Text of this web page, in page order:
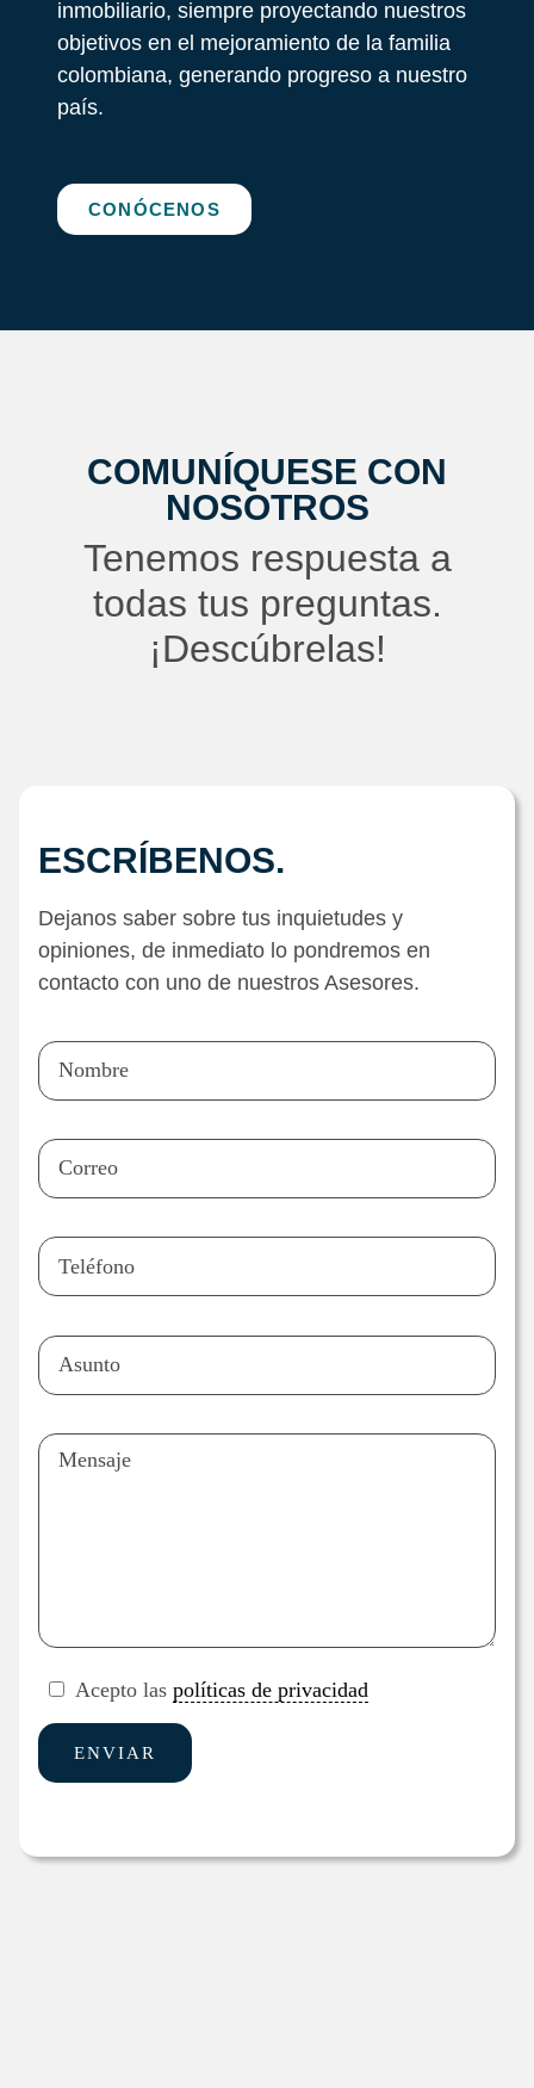
inmobiliario, siempre proyectando nuestros
objetivos en el mejoramiento de la familia
colombiana, generando progreso a nuestro
país.
CONÓCENOS
COMUNÍQUESE CON
NOSOTROS
Tenemos respuesta a
todas tus preguntas.
¡Descúbrelas!
ESCRÍBENOS.
Dejanos saber sobre tus inquietudes y
opiniones, de inmediato lo pondremos en
contacto con uno de nuestros Asesores.
Acepto las políticas de privacidad